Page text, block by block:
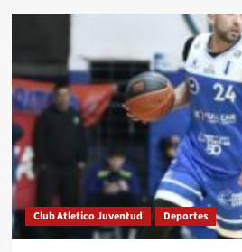
Club Atletico Juventud Deportes